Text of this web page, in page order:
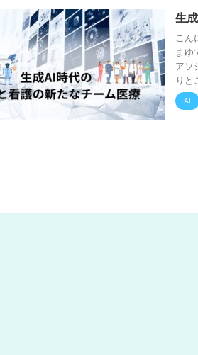
生
こ
まゆ
アソ
りと
AI